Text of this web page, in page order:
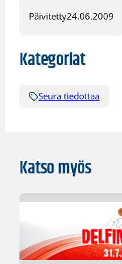
Päivitetty24.06.2009
Kategoriat
Seura tiedottaa
Katso myös